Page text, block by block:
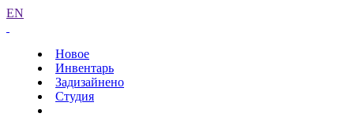
EN
Новое
Инвентарь
Задизайнено
Студия